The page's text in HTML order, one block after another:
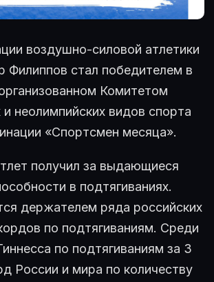
воздушно-силовой атлетики
Филиппов стал победителем в
Комитетом
неолимпийских видов спорта
«Спортсмен месяца».
получил за выдающиеся
в подтягиваниях.
держателем ряда российских
по подтягиваниям. Среди
по подтягиваниям за 3
России и мира по количеству